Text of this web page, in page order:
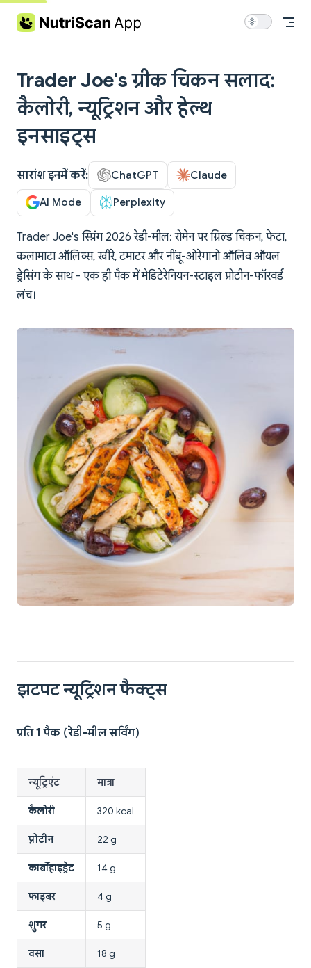
Skip to content
Trader Joe's ग्रीक चिकन सलाद:
कैलोरी, न्यूट्रिशन और हेल्थ
इनसाइट्स
सारांश इनमें करें: ChatGPT Claude
AI Mode Perplexity
Trader Joe's स्प्रिंग 2026 रेडी-मील: रोमेन पर ग्रिल्ड चिकन, फेटा,
कलामाटा ऑलिव्स, खीरे, टमाटर और नींबू-ओरेगानो ऑलिव ऑयल
ड्रेसिंग के साथ - एक ही पैक में मेडिटेरेनियन-स्टाइल प्रोटीन-फॉरवर्ड
लंच।
झटपट न्यूट्रिशन फैक्ट्स
प्रति 1 पैक (रेडी-मील सर्विंग)
न्यूट्रिएंट मात्रा
कैलोरी 320 kcal
प्रोटीन 22 g
कार्बोहाइड्रेट 14 g
फाइबर 4 g
शुगर 5 g
वसा 18 g